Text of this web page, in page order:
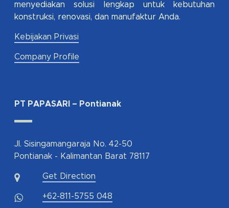
menyediakan solusi lengkap untuk kebutuhan
konstruksi, renovasi, dan manufaktur Anda.
Kebijakan Privasi
Company Profile
PT PAPASARI – Pontianak
Jl. Sisingamangaraja No. 42-50
Pontianak - Kalimantan Barat 78117
Get Direction
+62-811-5755 048